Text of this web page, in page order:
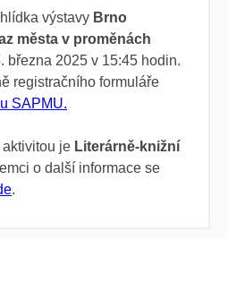
výstavy Brno
města v proměnách
března 2025 v 15:45 hodin.
registračního formuláře
SAPMU.
je Literárně-knižní
o další informace se
.